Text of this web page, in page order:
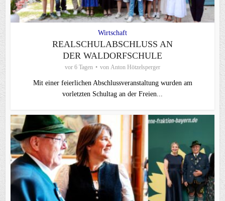
Wirtschaft
REALSCHULABSCHLUSS AN
DER WALDORFSCHULE
vor 6 Tagen von Anton Hötzelsperger
Mit einer feierlichen Abschlussveranstaltung wurden am
vorletzten Schultag an der Freien...